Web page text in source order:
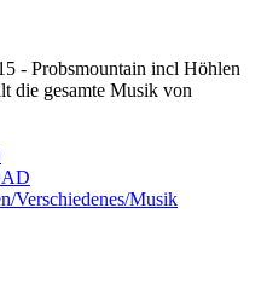
- Probsmountain incl Höhlen
die gesamte Musik von
Verschiedenes/Musik